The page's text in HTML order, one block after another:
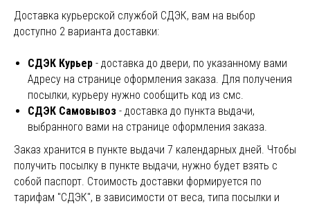
Доставка курьерской службой СДЭК, вам на выбор
доступно 2 варианта доставки:
СДЭК Курьер - доставка до двери, по указанному вами
Адресу на странице оформления заказа. Для получения
посылки, курьеру нужно сообщить код из смс.
СДЭК Cамовывоз - доставка до пункта выдачи,
выбранного вами на странице оформления заказа.
Заказ хранится в пункте выдачи 7 календарных дней. Чтобы
получить посылку в пункте выдачи, нужно будет взять с
собой паспорт. Стоимость доставки формируется по
тарифам "СДЭК", в зависимости от веса, типа посылки и